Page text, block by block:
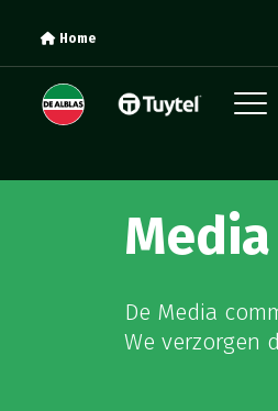
Home
De Media
We verzorgen